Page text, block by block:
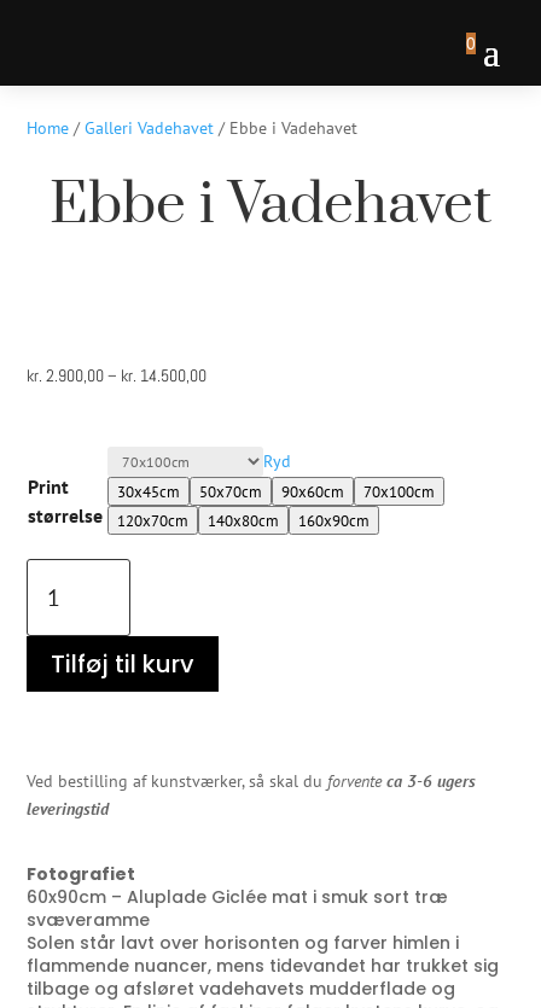
0
Home /Galleri Vadehavet / Ebbe i Vadehavet
Ebbe i Vadehavet
kr. 2.900,00– kr. 14.500,00Prisinterval:
kr. 14.500,00
Print
størrelse
Ryd
30x45cm
50x70cm 90x60cm
70x100cm
120x70cm
140x80cm 160x90cm
antalTilføj til kurv
Ved bestilling af kunstværker, så skal du forventeca 3-6 ugers
leveringstid
Fotografiet
60x90cm – Aluplade Giclée mat i smuk sort træ
svæveramme
Solen står lavt over horisonten og farver himlen i
flammende nuancer, mens tidevandet har trukket sig
tilbage og afsløret vadehavets mudderflade og